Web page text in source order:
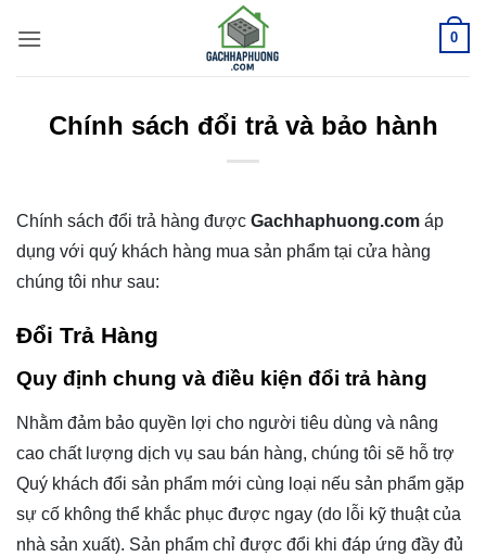
qua
0
Chính sách đổi trả và bảo hành
Chính sách đổi trả hàng được Gachhaphuong.com áp
dụng với quý khách hàng mua sản phẩm tại cửa hàng
chúng tôi như sau:
Đổi Trả Hàng
Quy định chung và điều kiện đổi trả hàng
Nhằm đảm bảo quyền lợi cho người tiêu dùng và nâng
cao chất lượng dịch vụ sau bán hàng, chúng tôi sẽ hỗ trợ
Quý khách đổi sản phẩm mới cùng loại nếu sản phẩm gặp
sự cố không thể khắc phục được ngay (do lỗi kỹ thuật của
nhà sản xuất). Sản phẩm chỉ được đổi khi đáp ứng đầy đủ